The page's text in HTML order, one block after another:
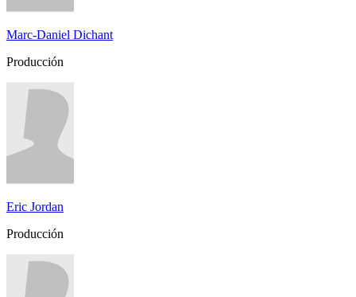
Marc-Daniel Dichant
Producción
Eric Jordan
Producción